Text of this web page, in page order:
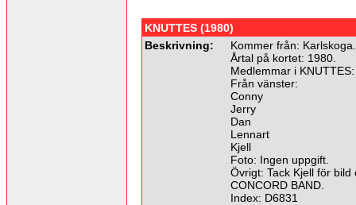
KNUTTES (1980)
Beskrivning:
Kommer från: Karlskoga.
Årtal på kortet: 1980.
Medlemmar i KNUTTES:
Från vänster:
Conny
Jerry
Dan
Lennart
Kjell
Foto: Ingen uppgift.
Övrigt: Tack Kjell för
CONCORD BAND.
Index: D6831